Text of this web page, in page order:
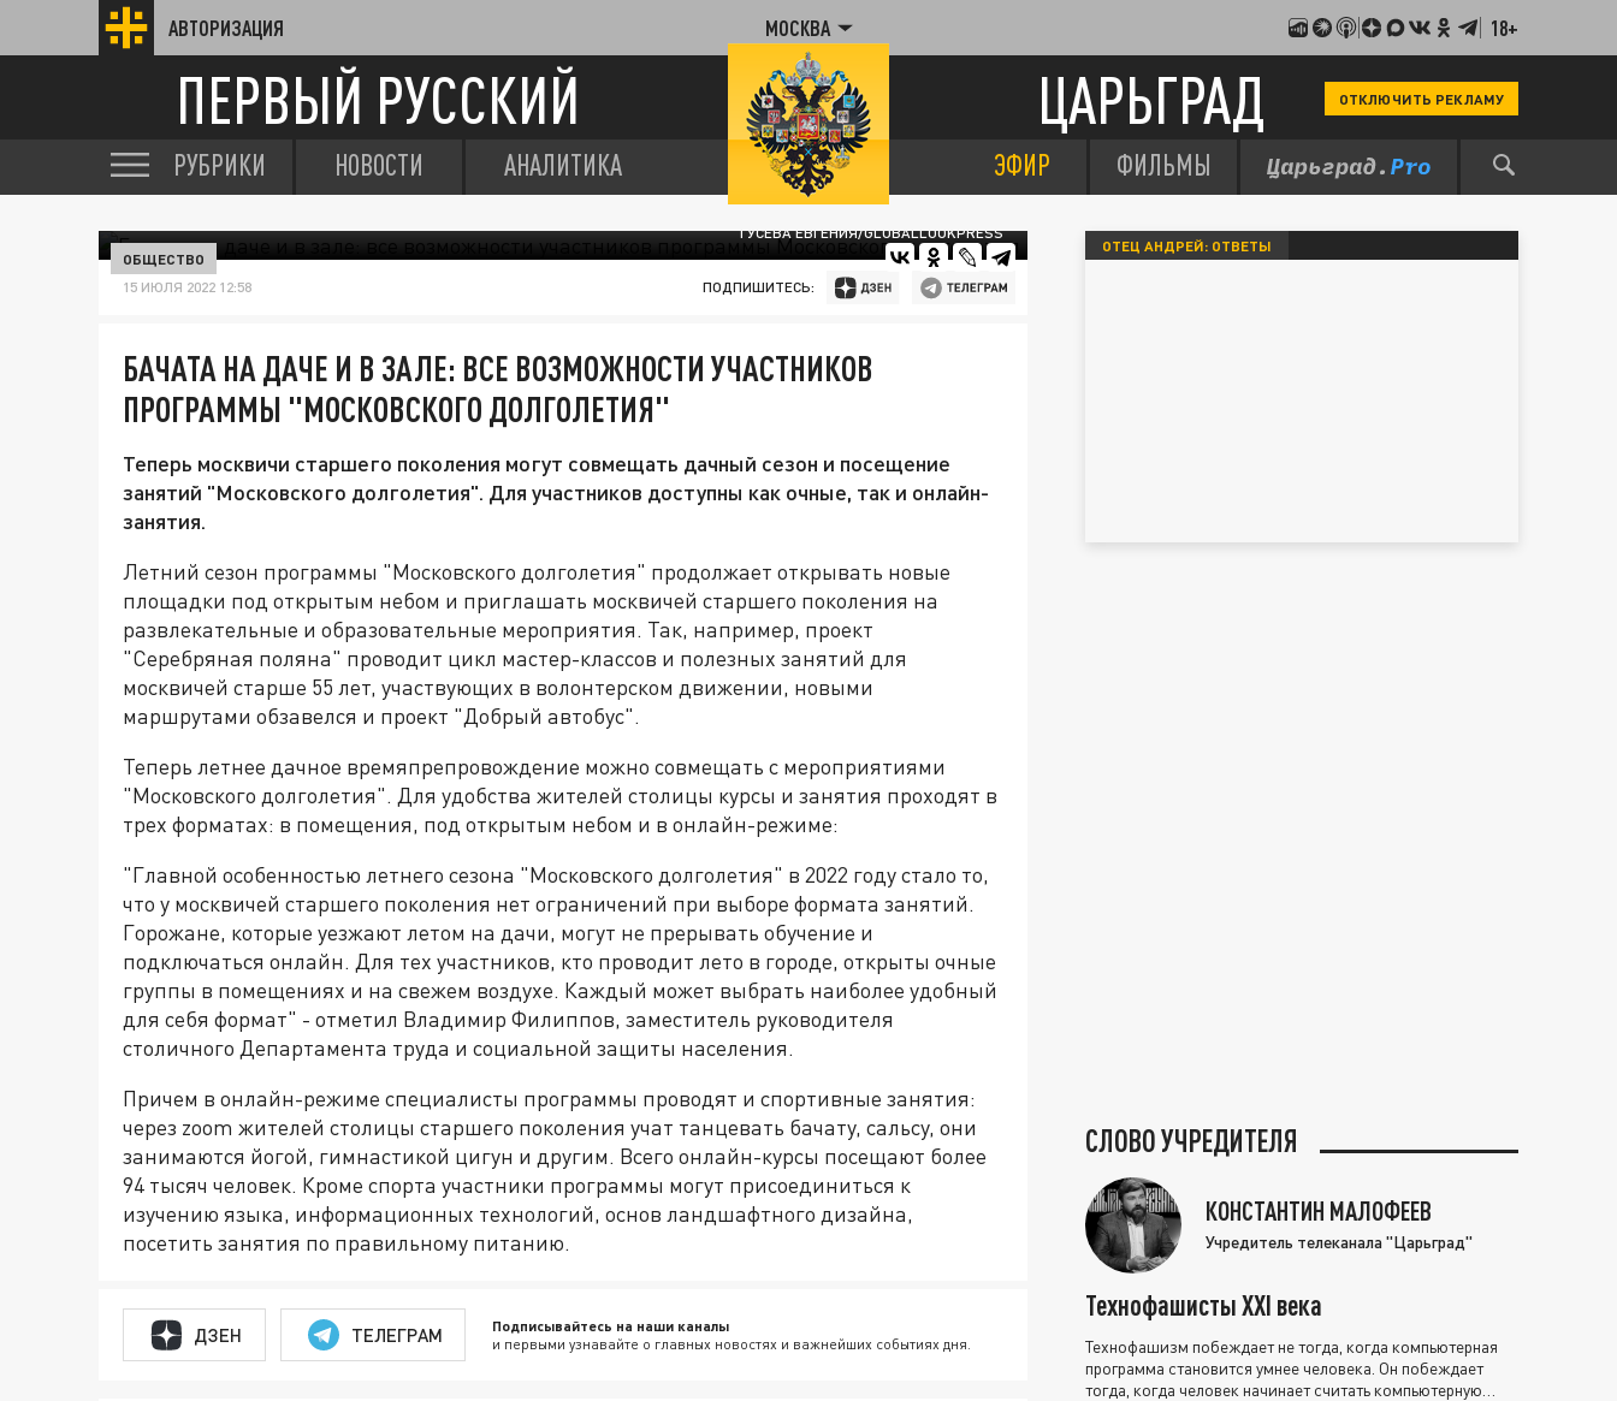
АВТОРИЗАЦИЯ МОСКВА 18+
ПЕРВЫЙ РУССКИЙ ЦАРЬГРАД ОТКЛЮЧИТЬ РЕКЛАМУ
РУБРИКИ НОВОСТИ АНАЛИТИКА ЭФИР ФИЛЬМЫ
ГУСЕВА ЕВГЕНИЯ/GLOBALLOOKPRESS
ОБЩЕСТВО
15 ИЮЛЯ 2022 12:58 ПОДПИШИТЕСЬ:
БАЧАТА НА ДАЧЕ И В ЗАЛЕ: ВСЕ ВОЗМОЖНОСТИ УЧАСТНИКОВ
ПРОГРАММЫ "МОСКОВСКОГО ДОЛГОЛЕТИЯ"
Теперь москвичи старшего поколения могут совмещать дачный сезон и посещение
занятий "Московского долголетия". Для участников доступны как очные, так и онлайн-
занятия.
Летний сезон программы "Московского долголетия" продолжает открывать новые
площадки под открытым небом и приглашать москвичей старшего поколения на
развлекательные и образовательные мероприятия. Так, например, проект
"Серебряная поляна" проводит цикл мастер-классов и полезных занятий для
москвичей старше 55 лет, участвующих в волонтерском движении, новыми
маршрутами обзавелся и проект "Добрый автобус".
Теперь летнее дачное времяпрепровождение можно совмещать с мероприятиями
"Московского долголетия". Для удобства жителей столицы курсы и занятия проходят в
трех форматах: в помещения, под открытым небом и в онлайн-режиме:
"Главной особенностью летнего сезона "Московского долголетия" в 2022 году стало то,
что у москвичей старшего поколения нет ограничений при выборе формата занятий.
Горожане, которые уезжают летом на дачи, могут не прерывать обучение и
подключаться онлайн. Для тех участников, кто проводит лето в городе, открыты очные
группы в помещениях и на свежем воздухе. Каждый может выбрать наиболее удобный
для себя формат" - отметил Владимир Филиппов, заместитель руководителя
столичного Департамента труда и социальной защиты населения.
Причем в онлайн-режиме специалисты программы проводят и спортивные занятия:
через zoom жителей столицы старшего поколения учат танцевать бачату, сальсу, они
занимаются йогой, гимнастикой цигун и другим. Всего онлайн-курсы посещают более
94 тысяч человек. Кроме спорта участники программы могут присоединиться к
изучению языка, информационных технологий, основ ландшафтного дизайна,
посетить занятия по правильному питанию.
ДЗЕН ТЕЛЕГРАМ Подписывайтесь на наши каналы
и первыми узнавайте о главных новостях и важнейших событиях дня.
ОТЕЦ АНДРЕЙ: ОТВЕТЫ
СЛОВО УЧРЕДИТЕЛЯ
КОНСТАНТИН МАЛОФЕЕВ
Учредитель телеканала "Царьград"
Технофашисты XXI века
Технофашизм побеждает не тогда, когда компьютерная
программа становится умнее человека. Он побеждает
тогда, когда человек начинает считать компьютерную